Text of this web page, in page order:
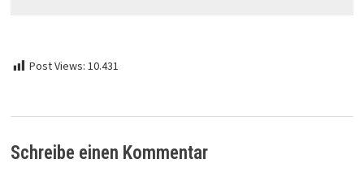
Post Views: 10.431
Schreibe einen Kommentar